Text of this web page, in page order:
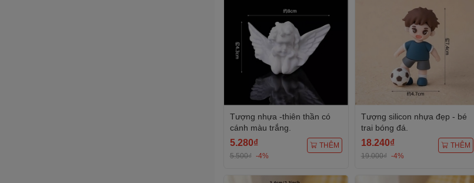
Tượng nhựa -thiên thần có
cánh màu trắng.
5.280₫
5.500₫ -4%
THÊM
Tượng silicon nhựa đẹp - bé
trai bóng đá.
18.240₫
19.000₫ -4%
THÊM